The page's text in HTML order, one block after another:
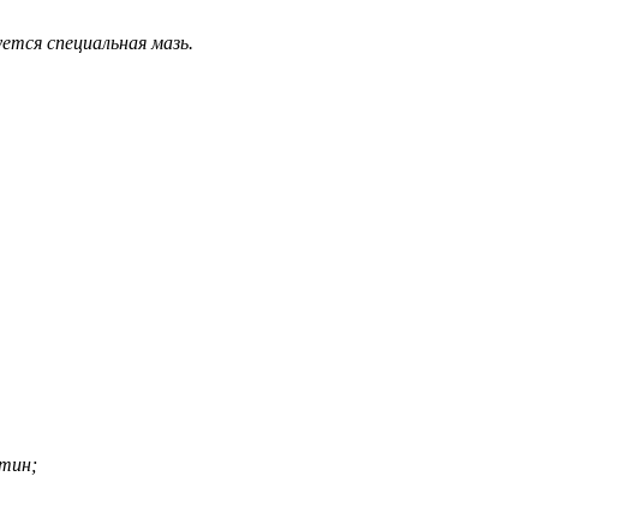
специальная мазь.